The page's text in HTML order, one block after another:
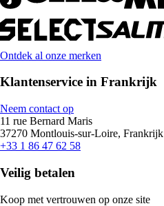
Ontdek al onze merken
Klantenservice in Frankrijk
Neem contact op
11 rue Bernard Maris
37270 Montlouis-sur-Loire, Frankrijk
+33 1 86 47 62 58
Veilig betalen
Koop met vertrouwen op onze site